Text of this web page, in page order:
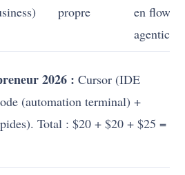
propre
en flow
agentic
2026 : Cursor (IDE
(automation terminal) +
Total : $20 + $20 + $25 =